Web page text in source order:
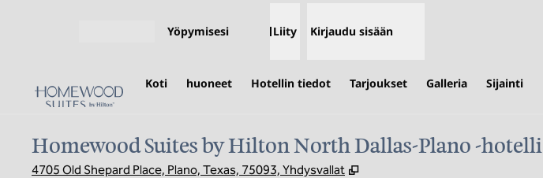
Yöpymisesi Liity Kirjaudu sisään
Koti huoneet Hotellin tiedot Tarjoukset Galleria Sijainti
Homewood Suites by Hilton North Dallas-Plano -hotelli
4705 Old Shepard Place, Plano, Texas, 75093, Yhdysvallat ,